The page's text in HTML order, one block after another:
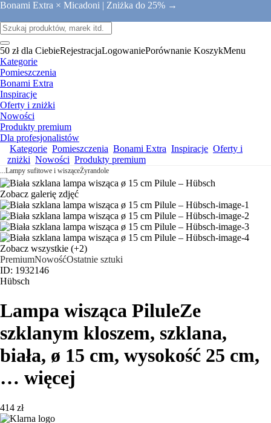
Bonami Extra × Micadoni | Zniżka do 25% →
50 zł dla CiebieRejestracjaLogowaniePorównanie KoszykMenu
Kategorie
Pomieszczenia
Bonami Extra
Inspiracje
Oferty i zniżki
Nowości
Produkty premium
Dla profesjonalistów
Kategorie Pomieszczenia Bonami Extra Inspiracje Oferty i
zniżki Nowości Produkty premium
...Lampy sufitowe i wisząceŻyrandole
Zobacz galerię zdjęć
Zobacz wszystkie (+2)
PremiumNowośćOstatnie sztuki
ID: 1932146
Hübsch
Lampa wisząca PiluleZe
szklanym kloszem, szklana,
biała, ø 15 cm, wysokość 25 cm,
… więcej
414 zł